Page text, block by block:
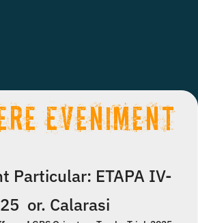
Eveniment
Particular: ETAPA IV-
or. Calarasi